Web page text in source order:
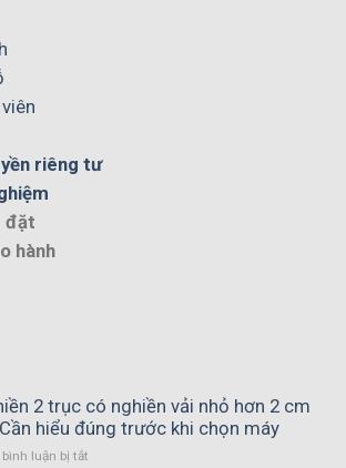
riêng tư
đặt
hành
2 trục có nghiền vải nhỏ hơn 2 cm
hiểu đúng trước khi chọn máy
luận bị tắt